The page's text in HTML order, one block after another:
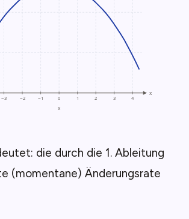
die durch die 1. Ableitung
(momentane) Änderungsrate